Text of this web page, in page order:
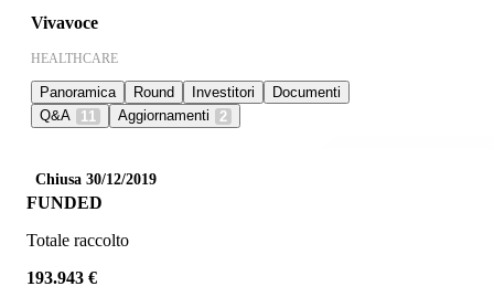
Vivavoce
HEALTHCARE
Panoramica Round Investitori
Documenti
Q&A
11 Aggiornamenti 2
Chiusa 30/12/2019
FUNDED
Totale raccolto
193.943 €